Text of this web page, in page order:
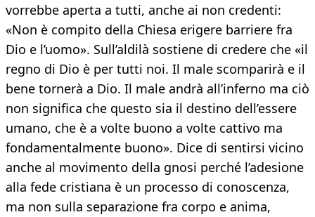
vorrebbe aperta a tutti, anche ai non credenti:
«Non è compito della Chiesa erigere barriere fra
Dio e l’uomo». Sull’aldilà sostiene di credere che «il
regno di Dio è per tutti noi. Il male scomparirà e il
bene tornerà a Dio. Il male andrà all’inferno ma ciò
non significa che questo sia il destino dell’essere
umano, che è a volte buono a volte cattivo ma
fondamentalmente buono». Dice di sentirsi vicino
anche al movimento della gnosi perché l’adesione
alla fede cristiana è un processo di conoscenza,
ma non sulla separazione fra corpo e anima,